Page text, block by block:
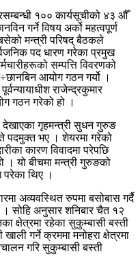
१०० कार्यसूचीको ४३ औँ
गर्ने विषय अर्को महत्वपूर्ण
मन्त्री परिषद् बैठकले
पद धारण गरेका प्रमुख
सम्पत्ति विवरणको
आयोग गठन गर्यो ।
राजेन्द्रकुमार
गठन गरेको हो ।
देखाएका गृहमन्त्री सुधन गुरुङ
पदमुक्त भए । शेयरमा गरेको
कारण विवादमा परेपछि
। यो बीचमा मन्त्री गुरुङको
परेका थिए ।
अव्यवस्थित रुपमा बसोबास गर्दै
। सोहि अनुसार शनिबार चैत १२
क्षेत्रमा रहेका सुकुम्बासी बस्ती
गर्ने क्रममा मनोहरा क्षेत्रमा
गरि सुकुम्बासी बस्ती